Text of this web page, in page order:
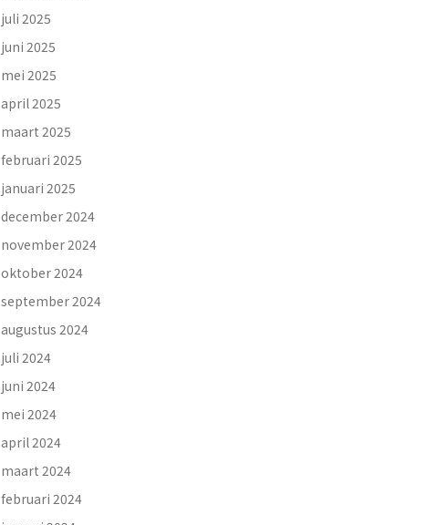
juli 2025
juni 2025
mei 2025
april 2025
maart 2025
februari 2025
januari 2025
december 2024
november 2024
oktober 2024
september 2024
augustus 2024
juli 2024
juni 2024
mei 2024
april 2024
maart 2024
februari 2024